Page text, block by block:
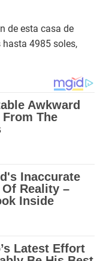
de esta casa de
4985 soles,